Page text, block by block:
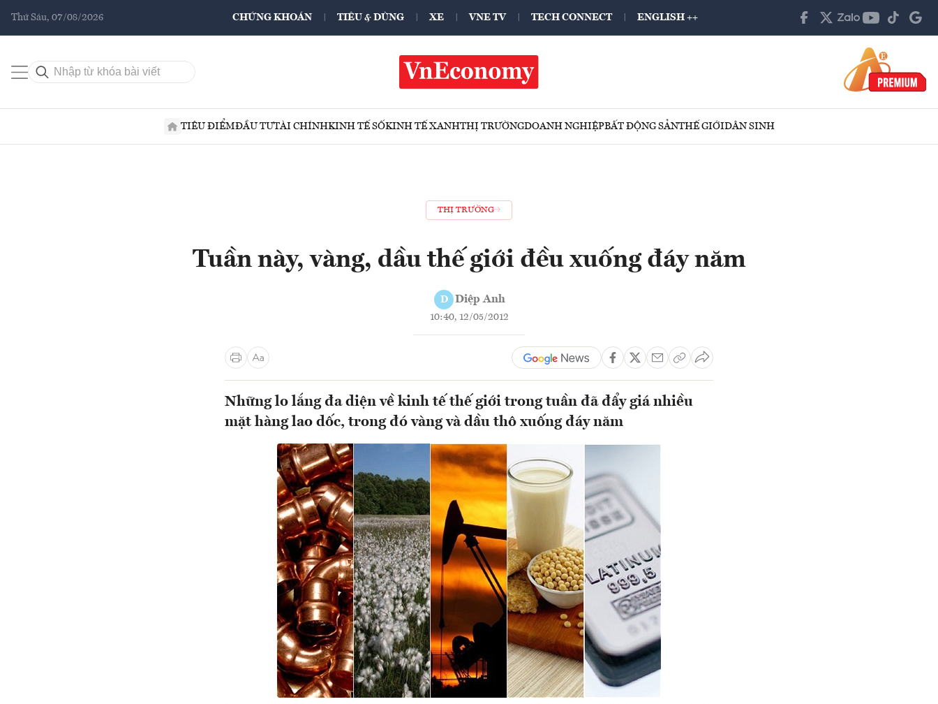
Thứ Sáu, 07/08/2026 CHỨNG KHOÁN TIÊU & DÙNG XE VNE TV TECH CONNECT ENGLISH ++
TIÊU ĐIỂMĐẦU TƯTÀI CHÍNHKINH TẾ SỐKINH TẾ XANHTHỊ TRƯỜNGDOANH NGHIỆPBẤT ĐỘNG SẢNTHẾ GIỚIDÂN SINH
THỊ TRƯỜNG
Tuần này, vàng, dầu thế giới đều xuống đáy năm
D Diệp Anh
10:40, 12/05/2012
Những lo lắng đa diện về kinh tế thế giới trong tuần đã đẩy giá nhiều
mặt hàng lao dốc, trong đó vàng và dầu thô xuống đáy năm